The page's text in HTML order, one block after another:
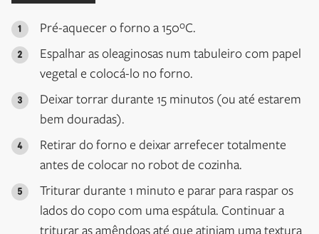
Pré-aquecer o forno a 150ºC.
Espalhar as oleaginosas num tabuleiro com papel
vegetal e colocá-lo no forno.
Deixar torrar durante 15 minutos (ou até estarem
bem douradas).
Retirar do forno e deixar arrefecer totalmente
antes de colocar no robot de cozinha.
Triturar durante 1 minuto e parar para raspar os
lados do copo com uma espátula. Continuar a
triturar as amêndoas até que atinjam uma textura